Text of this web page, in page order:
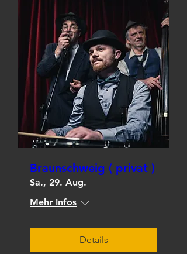
Braunschweig ( privat )
Sa., 29. Aug.
Mehr Infos
Details